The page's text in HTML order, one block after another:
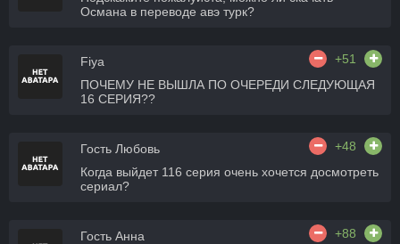
Османа в переводе авэ турк?
Fiya
+51
ПОЧЕМУ НЕ ВЫШЛА ПО ОЧЕРЕДИ СЛЕДУЮЩАЯ
16 СЕРИЯ??
Гость Любовь
+48
Когда выйдет 116 серия очень хочется досмотреть
сериал?
Гость Анна
+88